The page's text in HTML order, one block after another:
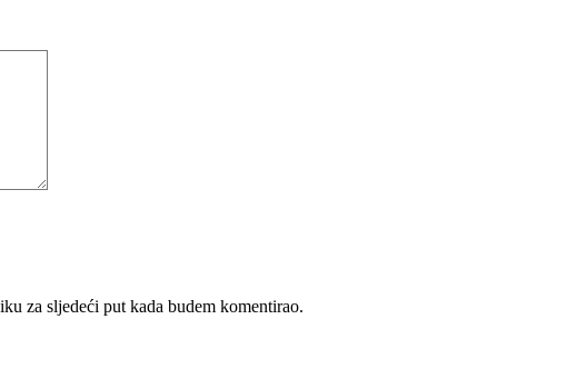
za sljedeći put kada budem komentirao.